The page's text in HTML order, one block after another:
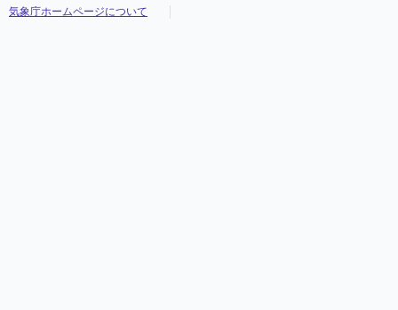
気象庁ホームページについて